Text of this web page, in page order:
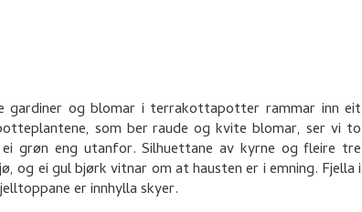
gardiner og blomar i terrakottapotter rammar inn eit
som ber raude og kvite blomar, ser vi to
grøn eng utanfor. Silhuettane av kyrne og fleire tre
og ei gul bjørk vitnar om at hausten er i emning. Fjella i
er innhylla skyer.